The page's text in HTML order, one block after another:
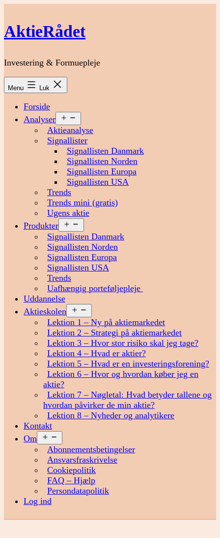
indhold
AktieRådet
Investering & Formuepleje
Menu Luk
Forside
Analyser
menu
Aktieanalyse
Signallister
Signallisten Danmark
Signallisten Norden
Signallisten Europa
Signallisten USA
Trends
Trends mini (gratis)
Ugens aktie
Produkter
menu
Signallisten Danmark
Signallisten Norden
Signallisten Europa
Signallisten USA
Trends
Uafhængig porteføljepleje
Uddannelse
Aktieskolen
menu
Lektion 1 – Ny på aktiemarkedet
Lektion 2 – Strategi på aktiemarkedet
Lektion 3 – Hvor stor risiko skal jeg tage?
Lektion 4 – Hvad er aktier?
Lektion 5 – Hvad er en investeringsforening?
Lektion 6 – Hvor og hvordan køber jeg en
aktie?
Lektion 7 – Nøgletal: Hvad betyder tallene og
hvordan påvirker de min aktie?
Lektion 8 – Nyheder og analytikere
Kontakt
Om
menu
Abonnementsbetingelser
Ansvarsfraskrivelse
Cookiepolitik
FAQ – Hjælp
Persondatapolitik
Log ind